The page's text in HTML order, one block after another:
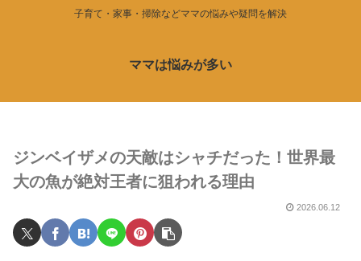
子育て・家事・掃除などママの悩みや疑問を解決
ママは悩みが多い
ジンベイザメの天敵はシャチだった！世界最
大の魚が絶対王者に狙われる理由
2026.06.12